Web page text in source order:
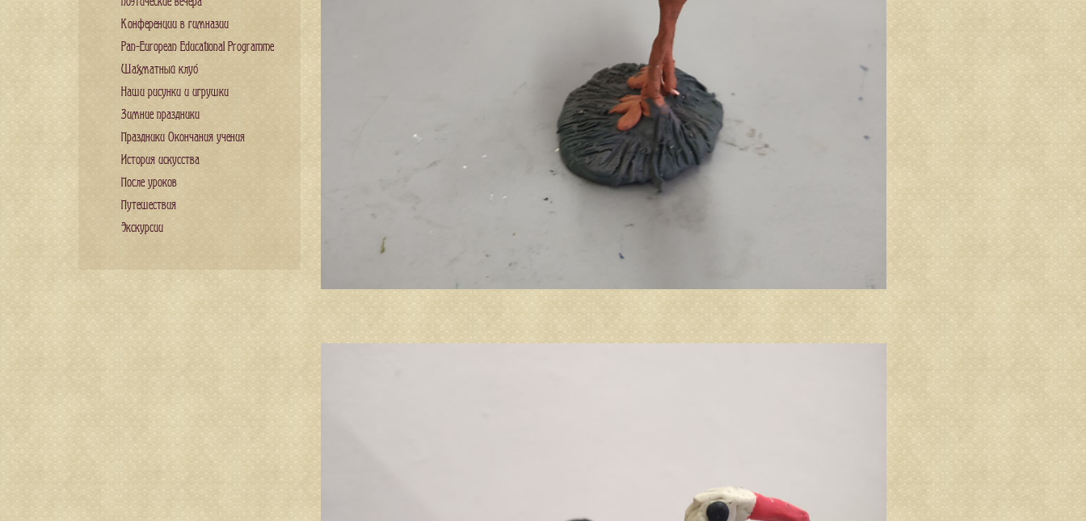
Конференции в гимназии
Pan-European Educational Programme
Шахматный клуб
Наши рисунки и игрушки
Зимние праздники
Праздники Окончания учения
История искусства
После уроков
Путешествия
Экскурсии